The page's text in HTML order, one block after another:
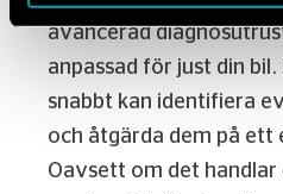
avancerad
anpassad för just din
snabbt kan identifiera
och åtgärda dem på
Oavsett om det handlar